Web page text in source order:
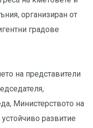
организиран от
градове
на представители
Министерството на
развитие